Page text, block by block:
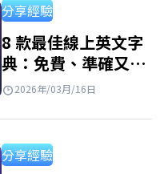
分享經驗
8 款最佳線上英文字
典：免費、準確又好
用2026年/03月/16日
分享經驗